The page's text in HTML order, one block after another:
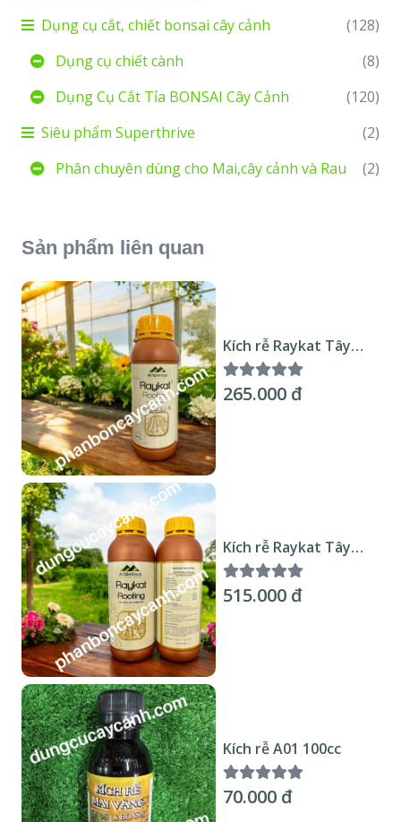
Dụng cụ cắt, chiết bonsai cây cảnh
(128)
Dụng cụ chiết cành
(8)
Dụng Cụ Cắt Tỉa BONSAI Cây Cảnh
(120)
Siêu phẩm Superthrive
(2)
Phân chuyên dùng cho Mai,cây cảnh và Rau
(2)
Sản phẩm liên quan
Kích rễ Raykat Tây
Ban Nha 500ml
265.000 đ
Kích rễ Raykat Tây
Ban Nha 1lit
515.000 đ
Kích rễ A01 100cc
70.000 đ